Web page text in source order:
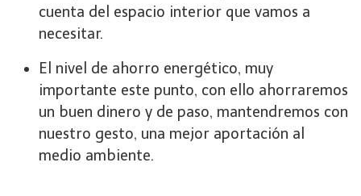
cuenta del espacio interior que vamos a
necesitar.
El nivel de ahorro energético, muy
importante este punto, con ello ahorraremos
un buen dinero y de paso, mantendremos con
nuestro gesto, una mejor aportación al
medio ambiente.